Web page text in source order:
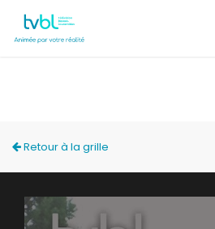
Retour à la grille